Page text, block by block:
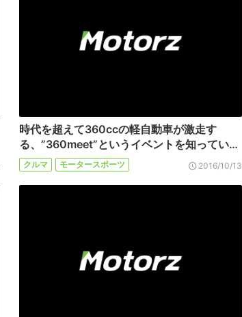
時代を超えて360ccの軽自動車が激走す
る、”360meet”というイベントを知ってい…
クルマ モータースポーツ 2016/10/13